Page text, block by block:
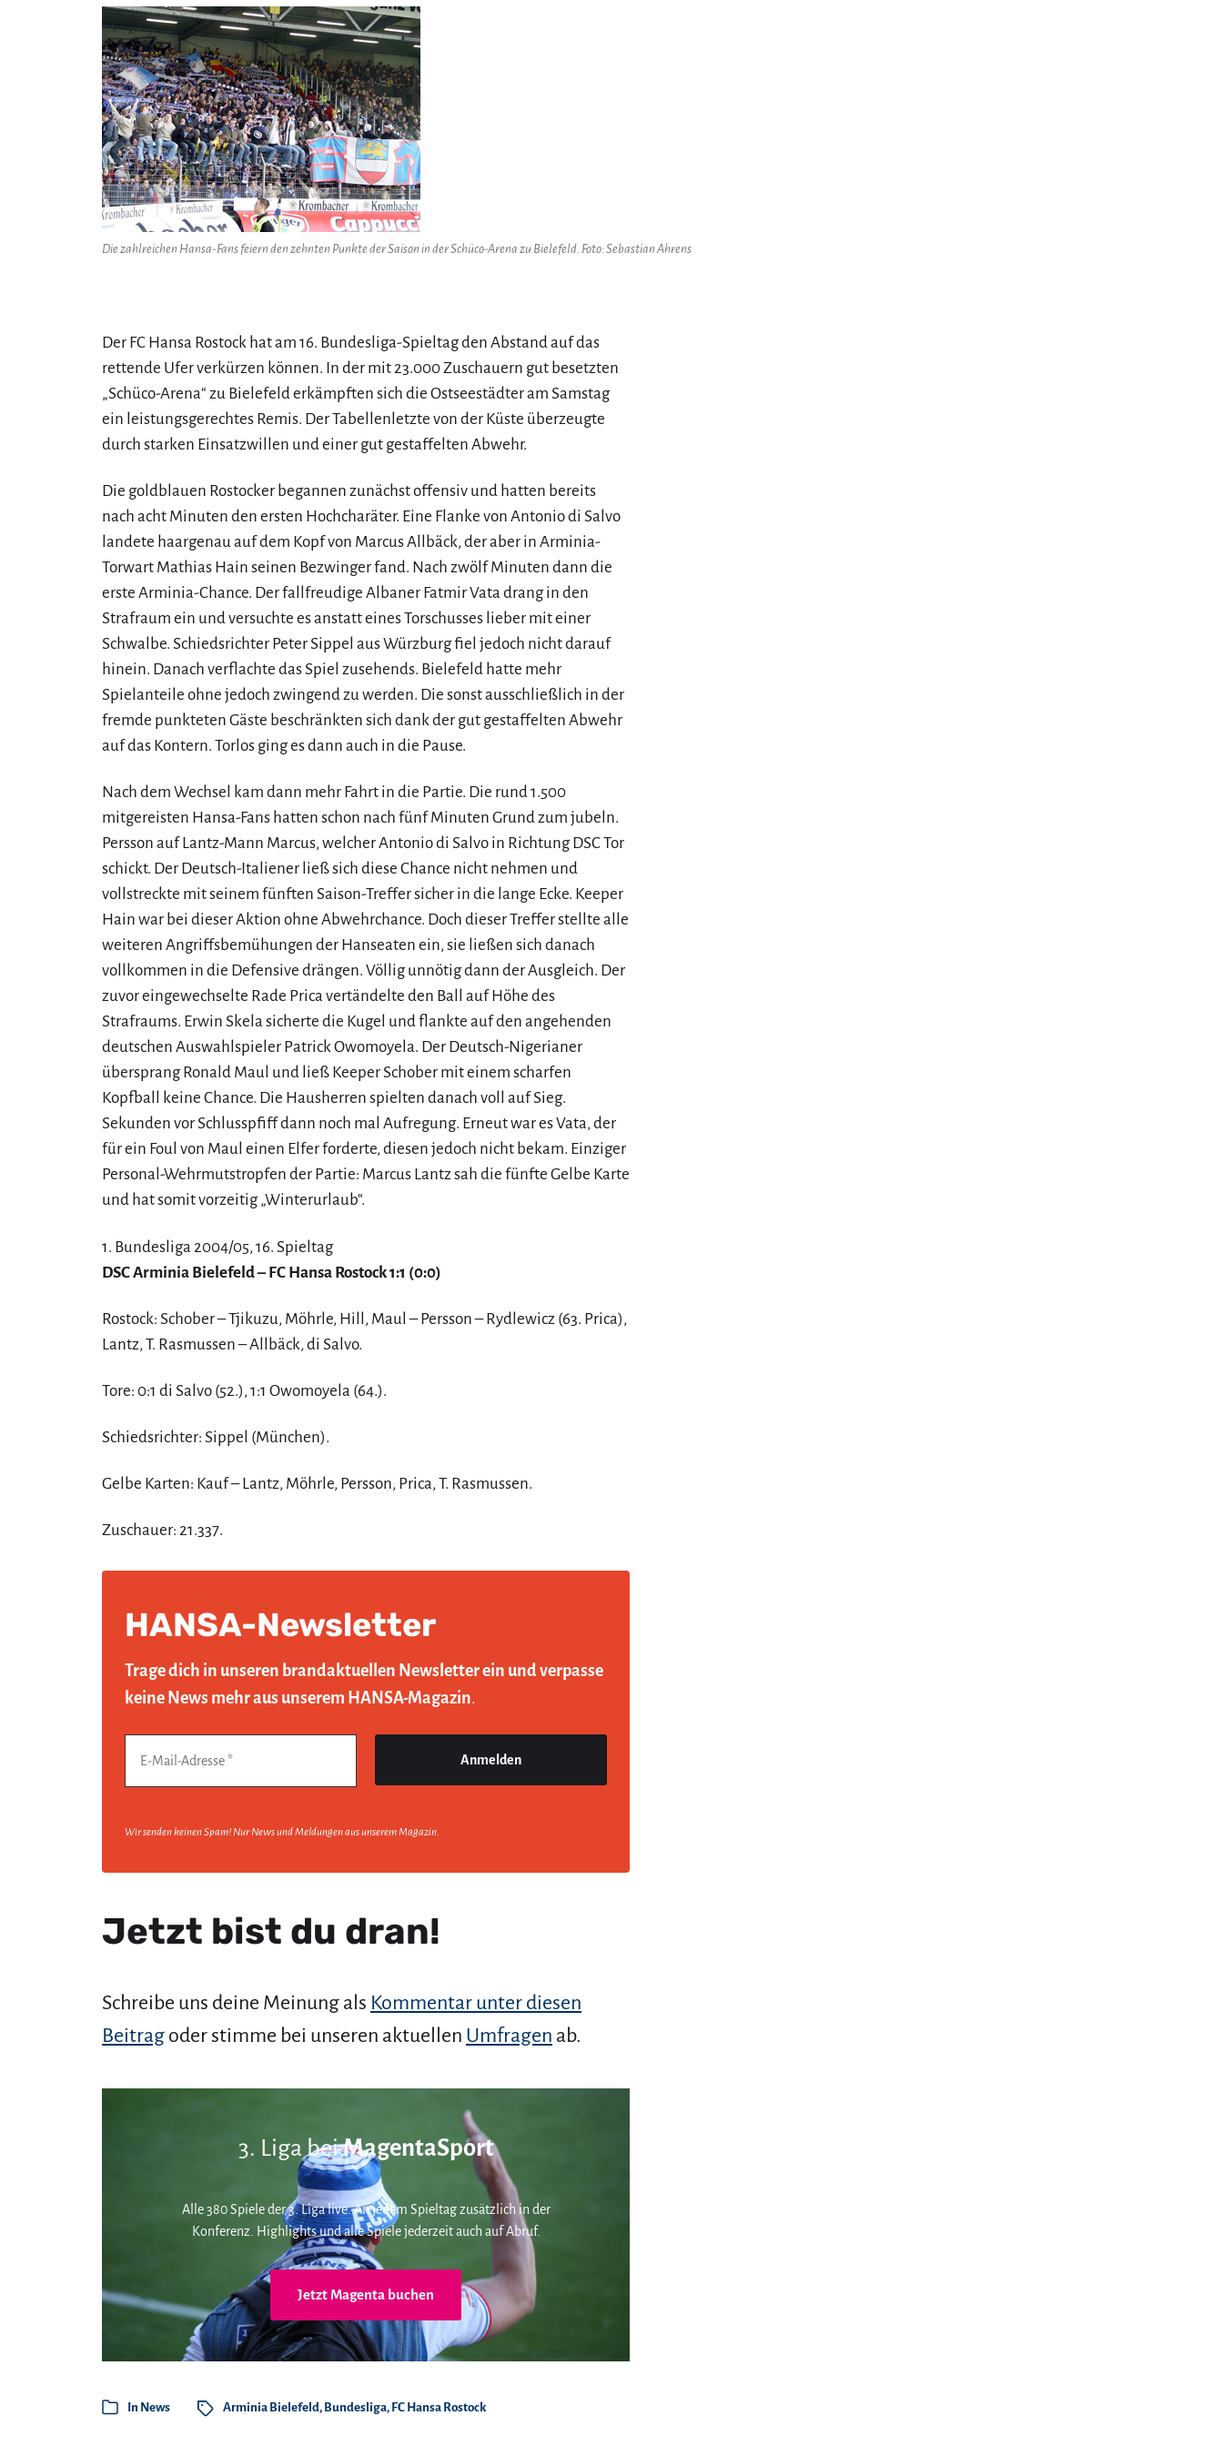
Die zahlreichen Hansa-Fans feiern den zehnten Punkte der Saison in der Schüco-Arena zu Bielefeld. Foto: Sebastian Ahrens
Der FC Hansa Rostock hat am 16. Bundesliga-Spieltag den Abstand auf das
rettende Ufer verkürzen können. In der mit 23.000 Zuschauern gut besetzten
„Schüco-Arena“ zu Bielefeld erkämpften sich die Ostseestädter am Samstag
ein leistungsgerechtes Remis. Der Tabellenletzte von der Küste überzeugte
durch starken Einsatzwillen und einer gut gestaffelten Abwehr.
Die goldblauen Rostocker begannen zunächst offensiv und hatten bereits
nach acht Minuten den ersten Hochcharäter. Eine Flanke von Antonio di Salvo
landete haargenau auf dem Kopf von Marcus Allbäck, der aber in Arminia-
Torwart Mathias Hain seinen Bezwinger fand. Nach zwölf Minuten dann die
erste Arminia-Chance. Der fallfreudige Albaner Fatmir Vata drang in den
Strafraum ein und versuchte es anstatt eines Torschusses lieber mit einer
Schwalbe. Schiedsrichter Peter Sippel aus Würzburg fiel jedoch nicht darauf
hinein. Danach verflachte das Spiel zusehends. Bielefeld hatte mehr
Spielanteile ohne jedoch zwingend zu werden. Die sonst ausschließlich in der
fremde punkteten Gäste beschränkten sich dank der gut gestaffelten Abwehr
auf das Kontern. Torlos ging es dann auch in die Pause.
Nach dem Wechsel kam dann mehr Fahrt in die Partie. Die rund 1.500
mitgereisten Hansa-Fans hatten schon nach fünf Minuten Grund zum jubeln.
Persson auf Lantz-Mann Marcus, welcher Antonio di Salvo in Richtung DSC Tor
schickt. Der Deutsch-Italiener ließ sich diese Chance nicht nehmen und
vollstreckte mit seinem fünften Saison-Treffer sicher in die lange Ecke. Keeper
Hain war bei dieser Aktion ohne Abwehrchance. Doch dieser Treffer stellte alle
weiteren Angriffsbemühungen der Hanseaten ein, sie ließen sich danach
vollkommen in die Defensive drängen. Völlig unnötig dann der Ausgleich. Der
zuvor eingewechselte Rade Prica vertändelte den Ball auf Höhe des
Strafraums. Erwin Skela sicherte die Kugel und flankte auf den angehenden
deutschen Auswahlspieler Patrick Owomoyela. Der Deutsch-Nigerianer
übersprang Ronald Maul und ließ Keeper Schober mit einem scharfen
Kopfball keine Chance. Die Hausherren spielten danach voll auf Sieg.
Sekunden vor Schlusspfiff dann noch mal Aufregung. Erneut war es Vata, der
für ein Foul von Maul einen Elfer forderte, diesen jedoch nicht bekam. Einziger
Personal-Wehrmutstropfen der Partie: Marcus Lantz sah die fünfte Gelbe Karte
und hat somit vorzeitig „Winterurlaub“.
1. Bundesliga 2004/05, 16. Spieltag
DSC Arminia Bielefeld – FC Hansa Rostock 1:1 (0:0)
Rostock: Schober – Tjikuzu, Möhrle, Hill, Maul – Persson – Rydlewicz (63. Prica),
Lantz, T. Rasmussen – Allbäck, di Salvo.
Tore: 0:1 di Salvo (52.), 1:1 Owomoyela (64.).
Schiedsrichter: Sippel (München).
Gelbe Karten: Kauf – Lantz, Möhrle, Persson, Prica, T. Rasmussen.
Zuschauer: 21.337.
HANSA-Newsletter
Trage dich in unseren brandaktuellen Newsletter ein und verpasse
keine News mehr aus unserem HANSA-Magazin.
Wir senden keinen Spam! Nur News und Meldungen aus unserem Magazin.
Jetzt bist du dran!
Schreibe uns deine Meinung als Kommentar unter diesen
Beitrag oder stimme bei unseren aktuellen Umfragen ab.
3. Liga beiMagentaSport
Alle 380 Spiele der 3. Liga live. An jedem Spieltag zusätzlich in der
Konferenz. Highlights und alle Spiele jederzeit auch auf Abruf.
Jetzt Magenta buchen
In News Arminia Bielefeld, Bundesliga, FC Hansa Rostock